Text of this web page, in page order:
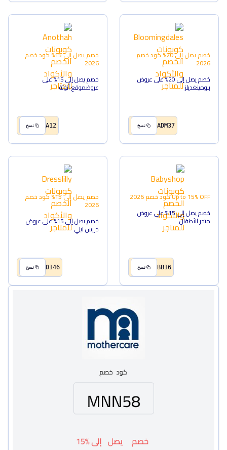
خصم يصل إلى 20% كود خصم
2026
خصم يصل إلى 20% على عروض
بلومينغديلز
ADM37 نسخ
خصم يصل إلى 15% كود خصم
2026
خصم يصل إلى 15% على
عروضموقع أنوثة
A12 نسخ
Up to 15% OFFكود خصم2026
خصم يصل إلى 15% على عروض
متجر الأطفال
BB16 نسخ
خصم يصل إلى 15% كود خصم
2026
خصم يصل إلى 15% على عروض
دريس ليلي
D146 نسخ